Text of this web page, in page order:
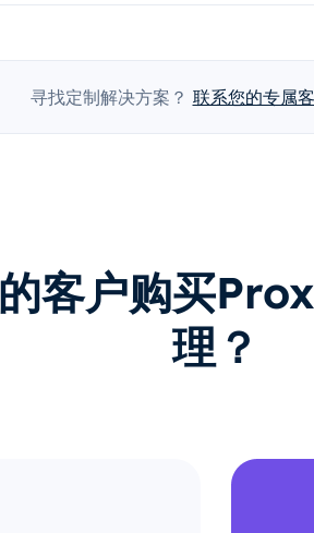
寻找定制解决方案？ 联系您的专属
客户购买
理？